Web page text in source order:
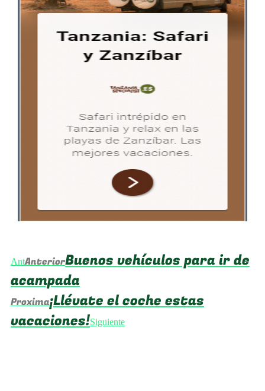
AntAnteriorBuenos vehículos para ir de
acampada
Proxima¡Llévate el coche estas
vacaciones!Siguiente